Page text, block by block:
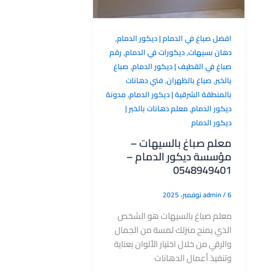
افضل صباغ في الدمام | ديكور الدمام,
دهان بسيهات,ديكورات في الدمام,رقم
صباغ في القطيف | ديكور الدمام,صباغ
بالخبر,صباغ بالظهران,فني دهانات
بالمنطقة الشرقية | ديكور الدمام,مدونة
ديكور الدمام,معلم دهانات بالخبر |
ديكور الدمام
معلم صباغ بالسيهات –
مؤسسة ديكور الدمام –
0548949401
admin/6 نوفمبر، 2025
معلم صباغ بالسيهات هو الشخص
الذي يمنح منزلك لمسة من الجمال
والرقي من خلال اختيار الألوان بعناية
وتنفيذ أعمال الدهانات